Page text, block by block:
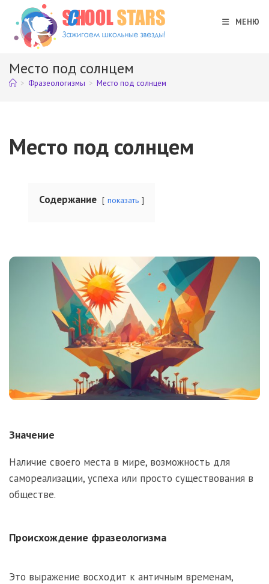
Перейти
содержимому
МЕНЮ
Место под солнцем
> Фразеологизмы > Место под солнцем
Место под солнцем
Содержание показать
Значение
Наличие своего места в мире, возможность для
самореализации, успеха или просто существования в
обществе.
Происхождение фразеологизма
Это выражение восходит к античным временам,